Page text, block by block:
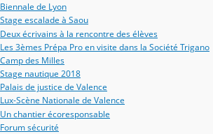
Biennale de Lyon
Stage escalade à Saou
Deux écrivains à la rencontre des élèves
Les 3èmes Prépa Pro en visite dans la Société Trigano
Camp des Milles
Stage nautique 2018
Palais de justice de Valence
Lux-Scène Nationale de Valence
Un chantier écoresponsable
Forum sécurité